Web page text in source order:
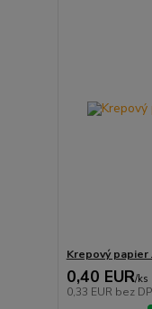
Krepový papier
0,40 EUR/ks
0,33 EUR bez